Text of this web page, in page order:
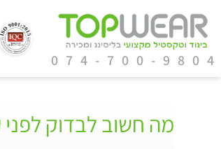
074-700-9804
מה חשוב לבדוק